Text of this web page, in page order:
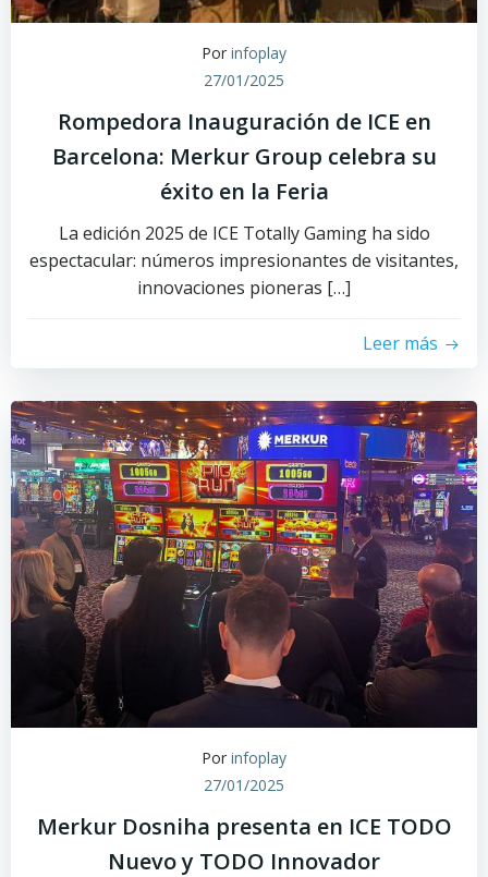
Por infoplay
27/01/2025
Rompedora Inauguración de ICE en
Barcelona: Merkur Group celebra su
éxito en la Feria
La edición 2025 de ICE Totally Gaming ha sido
espectacular: números impresionantes de visitantes,
innovaciones pioneras […]
Leer más
Por infoplay
27/01/2025
Merkur Dosniha presenta en ICE TODO
Nuevo y TODO Innovador